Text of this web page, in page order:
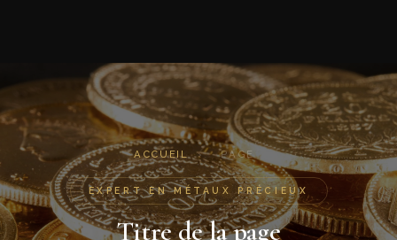
ACCUEIL › PAGE
EXPERT EN MÉTAUX PRÉCIEUX
Titre de la page